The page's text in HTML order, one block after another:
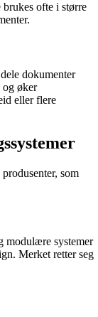
ofte i større
dokumenter
og øker
eller flere
som
modulære systemer
Merket retter seg